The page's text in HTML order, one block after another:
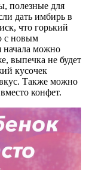
полезные для
дать имбирь в
что горький
с новым
начала можно
выпечка не будет
кусочек
Также можно
конфет.